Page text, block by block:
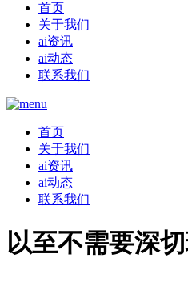
首页
关于我们
ai资讯
ai动态
联系我们
首页
关于我们
ai资讯
ai动态
联系我们
以至不需要深